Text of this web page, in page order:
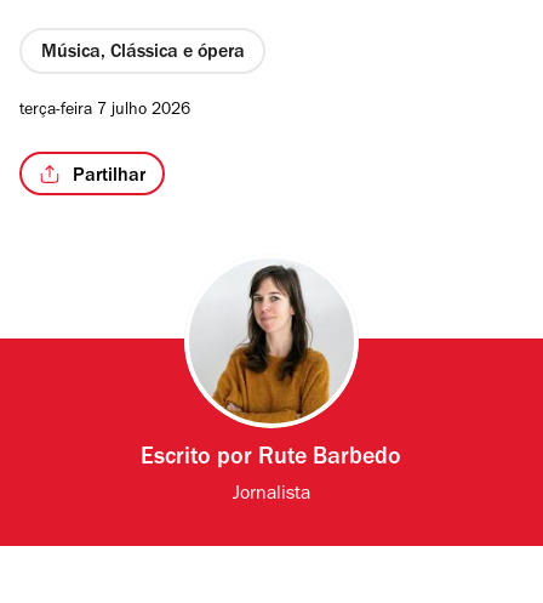
Música, Clássica e ópera
terça-feira 7 julho 2026
Partilhar
Escrito por Rute Barbedo
Jornalista